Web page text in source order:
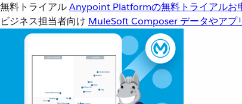
無料トライアルAnypoint Platformの無料トライアルお
ビジネス担当者向け MuleSoft Composer データやアプ